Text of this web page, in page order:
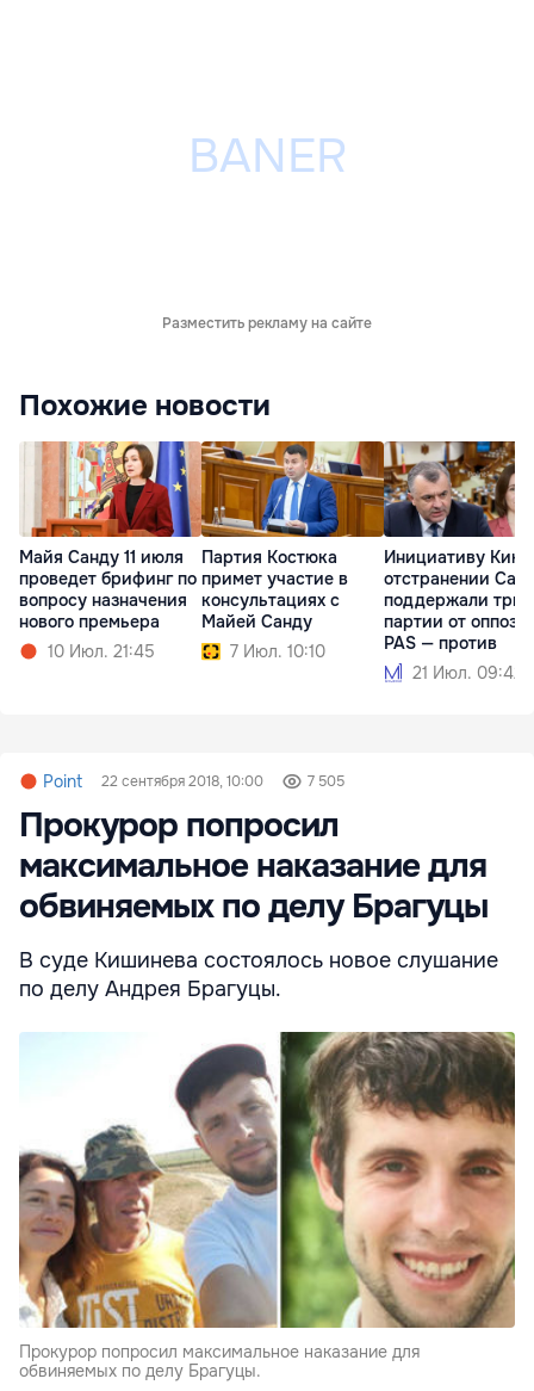
Разместить рекламу на сайте
Похожие новости
Майя Санду 11 июля
проведет брифинг по
вопросу назначения
нового премьера
10 Июл. 21:45
Партия Костюка
примет участие в
консультациях с
Майей Санду
7 Июл. 10:10
Инициативу Кику
отстранении
поддержали три
партии от
PAS — против
21 Июл. 09:42
Point 22 сентября 2018, 10:00 7 505
Прокурор попросил
максимальное наказание для
обвиняемых по делу Брагуцы
В суде Кишинева состоялось новое слушание
по делу Андрея Брагуцы.
Прокурор попросил максимальное наказание для
обвиняемых по делу Брагуцы.